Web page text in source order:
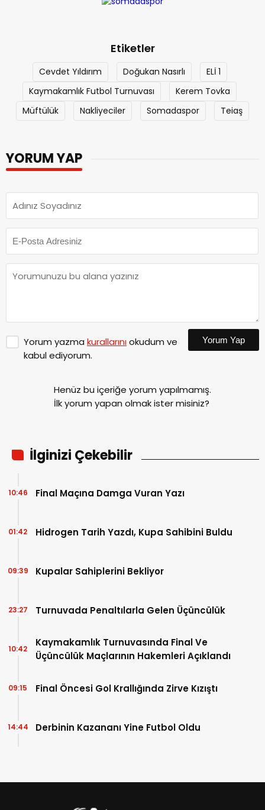
Etiketler
Cevdet Yıldırım Doğukan Nasırlı
ELİ 1
Kaymakamlık Futbol Turnuvası
Kerem Tovka
Müftülük
Nakliyeciler Somadaspor Teiaş
YORUM YAP
Yorum yazma kurallarınıokudum ve
kabul ediyorum.
Yorum Yap
Henüz bu içeriğe yorum yapılmamış.
İlk yorum yapan olmak ister misiniz?
İlginizi Çekebilir
Final Maçına Damga Vuran Yazı
10:46
Hidrogen Tarih Yazdı, Kupa Sahibini Buldu
01:42
Kupalar Sahiplerini Bekliyor
09:39
Turnuvada Penaltılarla Gelen Üçüncülük
23:27
Kaymakamlık Turnuvasında Final Ve
Üçüncülük Maçlarının Hakemleri Açıklandı
10:42
Final Öncesi Gol Krallığında Zirve Kızıştı
09:15
Derbinin Kazananı Yine Futbol Oldu
14:44